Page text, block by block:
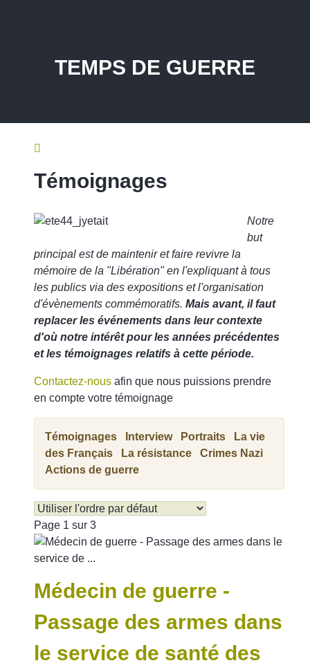
TEMPS DE GUERRE
Témoignages
Notre
but
principal est de maintenir et faire revivre la
mémoire de la "Libération" en l'expliquant à tous
les publics via des expositions et l'organisation
d'évènements commémoratifs. Mais avant, il faut
replacer les événements dans leur contexte
d'où notre intérêt pour les années précédentes
et les témoignages relatifs à cette période.
Contactez-nous afin que nous puissions prendre
en compte votre témoignage
Témoignages Interview Portraits
La vie
des Français
La résistance
Crimes Nazi
Actions de guerre
Page 1 sur 3
Médecin de guerre -
Passage des armes dans
le service de santé des